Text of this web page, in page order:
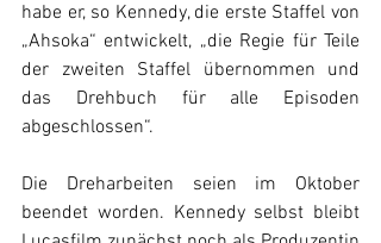
habe er, so Kennedy, die erste Staffel von
„Ahsoka“ entwickelt, „die Regie für Teile
der zweiten Staffel übernommen und
das Drehbuch für alle Episoden
abgeschlossen“.
Die Dreharbeiten seien im Oktober
beendet worden. Kennedy selbst bleibt